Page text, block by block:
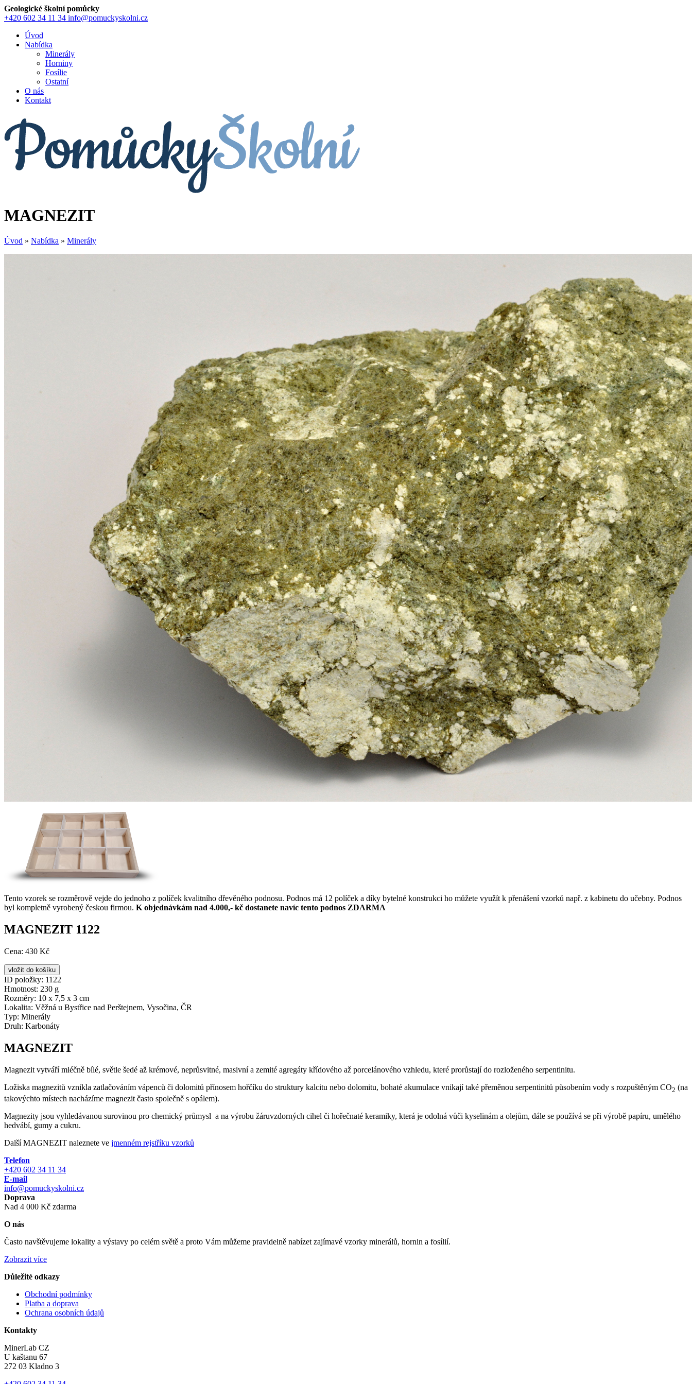
Geologické školní pomůcky
+420 602 34 11 34 info@pomuckyskolni.cz
Úvod
Nabídka
Minerály
Horniny
Fosílie
Ostatní
O nás
Kontakt
MAGNEZIT
Úvod » Nabídka » Minerály
Tento vzorek se rozměrově vejde do jednoho z políček kvalitního dřevěného podnosu. Podnos má 12 políček a díky bytelné konstrukci ho můžete využít k přenášení vzorků např. z kabinetu do učebny. Podnos
byl kompletně vyrobený českou firmou. K objednávkám nad 4.000,- kč dostanete navíc tento podnos ZDARMA
MAGNEZIT 1122
Cena: 430 Kč
ID položky: 1122
Hmotnost: 230 g
Rozměry: 10 x 7,5 x 3 cm
Lokalita: Věžná u Bystřice nad Perštejnem, Vysočina, ČR
Typ: Minerály
Druh: Karbonáty
MAGNEZIT
Magnezit vytváří mléčně bílé, světle šedé až krémové, neprůsvitné, masivní a zemité agregáty křídového až porcelánového vzhledu, které prorůstají do rozloženého serpentinitu.
Ložiska magnezitů vznikla zatlačováním vápenců či dolomitů přínosem hořčíku do struktury kalcitu nebo dolomitu, bohaté akumulace vnikají také přeměnou serpentinitů působením vody s rozpuštěným CO2 (na
takovýchto místech nacházíme magnezit často společně s opálem).
Magnezity jsou vyhledávanou surovinou pro chemický průmysl a na výrobu žáruvzdorných cihel či hořečnaté keramiky, která je odolná vůči kyselinám a olejům, dále se používá se při výrobě papíru, umělého
hedvábí, gumy a cukru.
Další MAGNEZIT naleznete ve jmenném rejstříku vzorků
Telefon
+420 602 34 11 34
E-mail
info@pomuckyskolni.cz
Doprava
Nad 4 000 Kč zdarma
O nás
Často navštěvujeme lokality a výstavy po celém světě a proto Vám můžeme pravidelně nabízet zajímavé vzorky minerálů, hornin a fosílií.
Zobrazit více
Důležité odkazy
Obchodní podmínky
Platba a doprava
Ochrana osobních údajů
Kontakty
MinerLab CZ
U kaštanu 67
272 03 Kladno 3